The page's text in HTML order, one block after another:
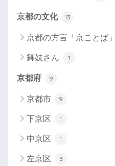
京都の文化 13
京都の方言「京ことば」
舞妓さん 1
京都府 9
京都市 9
下京区 1
中京区 1
左京区 3